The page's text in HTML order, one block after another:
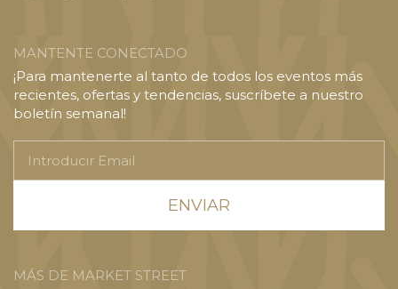
MANTENTE CONECTADO
¡Para mantenerte al tanto de todos los eventos más
recientes, ofertas y tendencias, suscríbete a nuestro
boletín semanal!
Email
MÁS DE MARKET STREET